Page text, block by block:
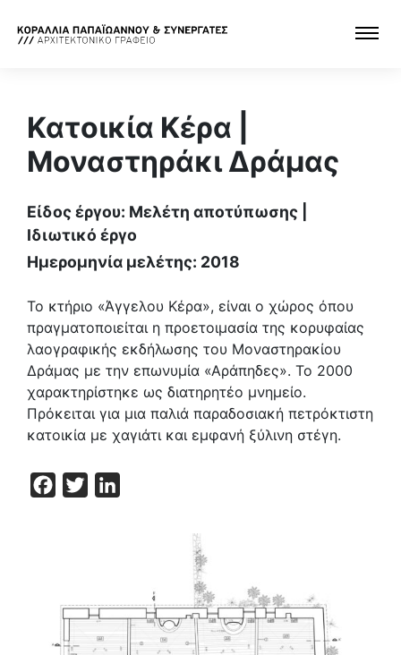
Κατοικία Κέρα |
Μοναστηράκι Δράμας
Είδος έργου: Μελέτη αποτύπωσης |
Ιδιωτικό έργο
Ημερομηνία μελέτης: 2018
Το κτήριο «Άγγελου Κέρα», είναι ο χώρος όπου
πραγματοποιείται η προετοιμασία της κορυφαίας
λαογραφικής εκδήλωσης του Μοναστηρακίου
Δράμας με την επωνυμία «Αράπηδες». Το 2000
χαρακτηρίστηκε ως διατηρητέο μνημείο.
Πρόκειται για μια παλιά παραδοσιακή πετρόκτιστη
κατοικία με χαγιάτι και εμφανή ξύλινη στέγη.
Facebook
Twitter